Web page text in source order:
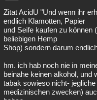
Zitat AcidU "Und wenn ihr
endlich Klamotten, Papier
und Seife kaufen zu können
beliebigen Hemp
Shop) sondern darum
hm. ich hab noch nie in
beinahe keinen alkohol, und
tabak sowieso nicht-
medizinischen zwecken)